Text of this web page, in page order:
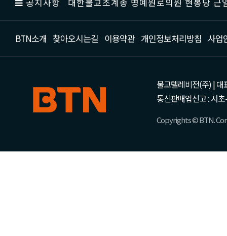
BTN소개 찾아오시는길 이용약관 개인정보처리방침 사업
불교텔레비전(주) | 대
통신판매업신고 : 서
Copyrights © BTN.